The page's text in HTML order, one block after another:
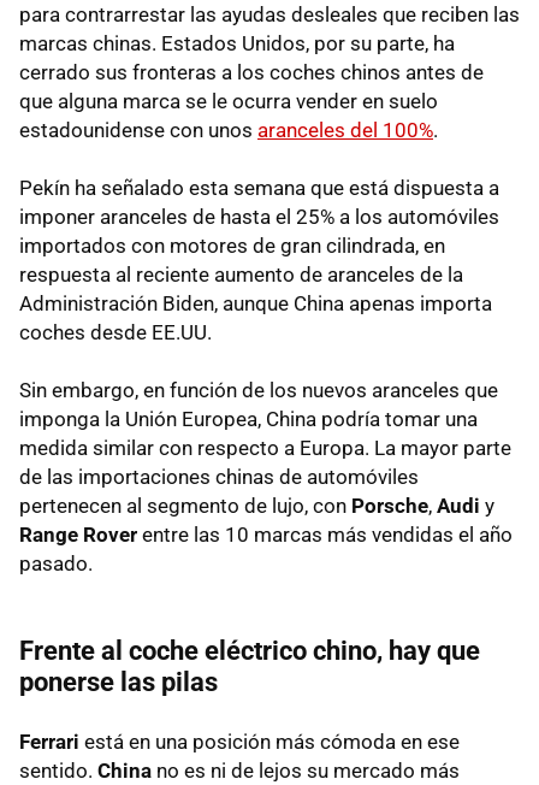
para contrarrestar las ayudas desleales que reciben las
marcas chinas. Estados Unidos, por su parte, ha
cerrado sus fronteras a los coches chinos antes de
que alguna marca se le ocurra vender en suelo
estadounidense con unos aranceles del 100%.
Pekín ha señalado esta semana que está dispuesta a
imponer aranceles de hasta el 25% a los automóviles
importados con motores de gran cilindrada, en
respuesta al reciente aumento de aranceles de la
Administración Biden, aunque China apenas importa
coches desde EE.UU.
Sin embargo, en función de los nuevos aranceles que
imponga la Unión Europea, China podría tomar una
medida similar con respecto a Europa. La mayor parte
de las importaciones chinas de automóviles
pertenecen al segmento de lujo, con Porsche, Audi y
Range Rover entre las 10 marcas más vendidas el año
pasado.
Frente al coche eléctrico chino, hay que
ponerse las pilas
Ferrari está en una posición más cómoda en ese
sentido. China no es ni de lejos su mercado más